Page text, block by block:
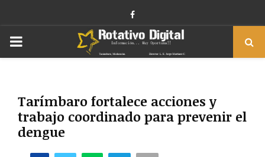
Facebook
PRIMARY
Tarímbaro fortalece acciones y
trabajo coordinado para prevenir el
dengue